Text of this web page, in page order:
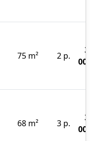
75 m² 2 p.
68 m² 3 p.